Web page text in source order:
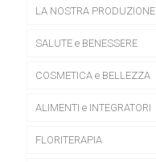
LA NOSTRA PRODUZIONE
SALUTE e BENESSERE
COSMETICA e BELLEZZA
ALIMENTI e INTEGRATORI
FLORITERAPIA